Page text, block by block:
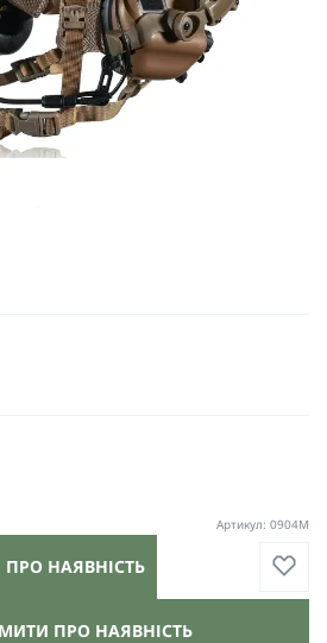
ПРО НАЯВНІСТЬ
Артикул: 0904M
НАЯВНІСТЬ